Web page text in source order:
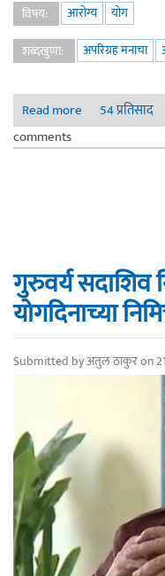
विषय: आरोग्य
योग
शब्दखुणा:
अपरिग्रह मनाचा
Read more about अपरिग्रह
54 प्रतिसाद
comments
गुरुवर्य सदाशिव
योगदिनाच्या
Submitted byअतुल ठाकुरon